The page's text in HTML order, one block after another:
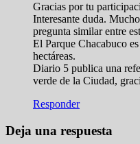
Gracias por tu
Interesante duda.
pregunta similar entre
El Parque Chacabuco
hectáreas.
Diario 5 publica una
verde de la Ciudad,
Responder
Deja una respuesta